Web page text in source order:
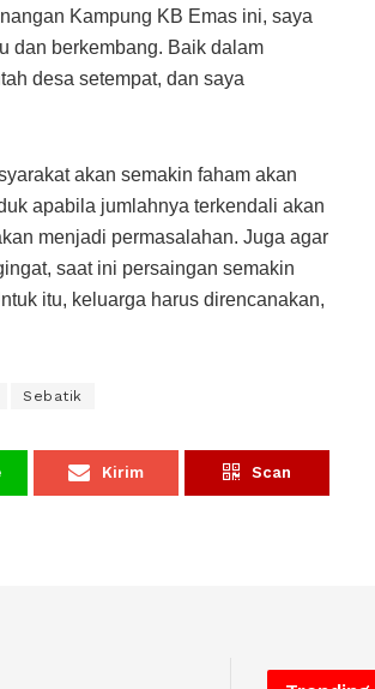
Kampung KB Emas ini, saya
dan berkembang. Baik dalam
desa setempat, dan saya
akan semakin faham akan
apabila jumlahnya terkendali akan
menjadi permasalahan. Juga agar
saat ini persaingan semakin
itu, keluarga harus direncanakan,
Sebatik
Kirim Scan